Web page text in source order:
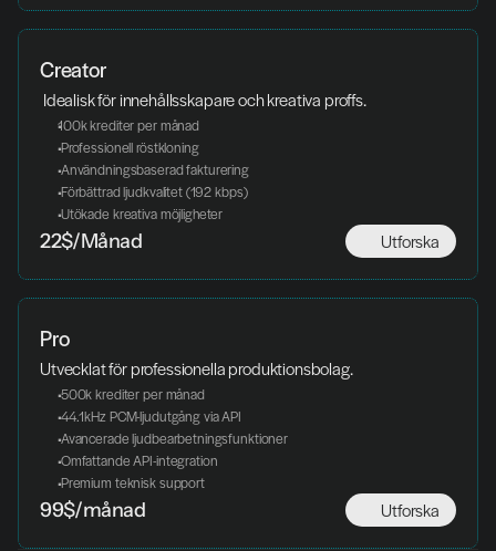
Creator
Idealisk för innehållsskapare och kreativa proffs.
100k krediter per månad
Professionell röstkloning
Användningsbaserad fakturering
Förbättrad ljudkvalitet (192 kbps)
Utökade kreativa möjligheter
Utforska
22$/Månad
Pro
Utvecklat för professionella produktionsbolag.
500k krediter per månad
44.1kHz PCM-ljudutgång via API
Avancerade ljudbearbetningsfunktioner
Omfattande API-integration
Premium teknisk support
Utforska
99$/månad